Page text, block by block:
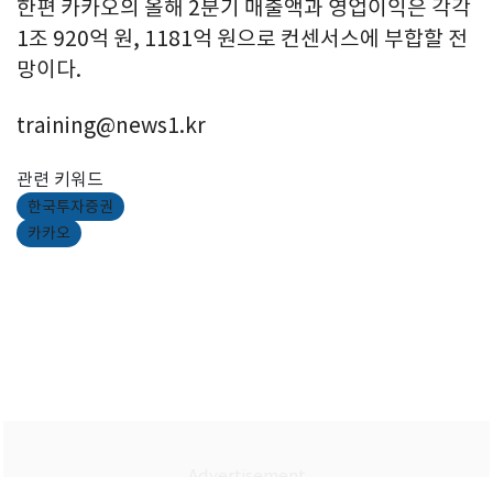
한편 카카오의 올해 2분기 매출액과 영업이익은 각각
1조 920억 원, 1181억 원으로 컨센서스에 부합할 전
망이다.
training@news1.kr
관련 키워드
한국투자증권
카카오